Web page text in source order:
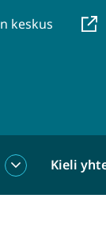
keskus
Kieli
Kieli